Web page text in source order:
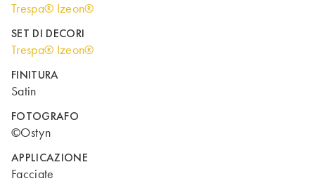
Trespa® Izeon®
SET DI DECORI
Trespa® Izeon®
FINITURA
Satin
FOTOGRAFO
©Ostyn
APPLICAZIONE
Facciate